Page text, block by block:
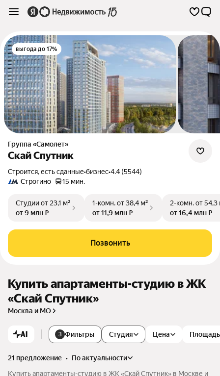
выгода до 17%
Группа «Самолет»
Скай Спутник
Строится, есть сданные•бизнес•4.4 (5544)
Строгино
15 мин.
Студииот 23,1 м²
от 9 млн ₽
1-комн.от 38,4 м²
от 11,9 млн ₽
2-комн.от 54,3
от 16,4 млн ₽
Позвонить
Купить апартаменты-студию в ЖК
«Скай Спутник»
Москва и МО
AI 3 Фильтры Студия Цена Площадь
21 предложение •
по актуальности
Купить апартаменты-студию в ЖК «Скай Спутник» в Москве и